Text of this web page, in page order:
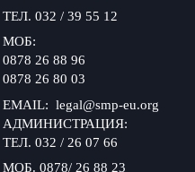
ТЕЛ. 032 / 39 55 12
МОБ:
0878 26 88 96
0878 26 80 03
EMAIL: legal@smp-eu.org
АДМИНИСТРАЦИЯ:
ТЕЛ. 032 / 26 07 66
МОБ. 0878/ 26 88 23